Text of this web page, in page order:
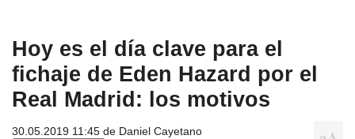
Hoy es el día clave para el
fichaje de Eden Hazard por el
Real Madrid: los motivos
30.05.2019 11:45 de Daniel Cayetano